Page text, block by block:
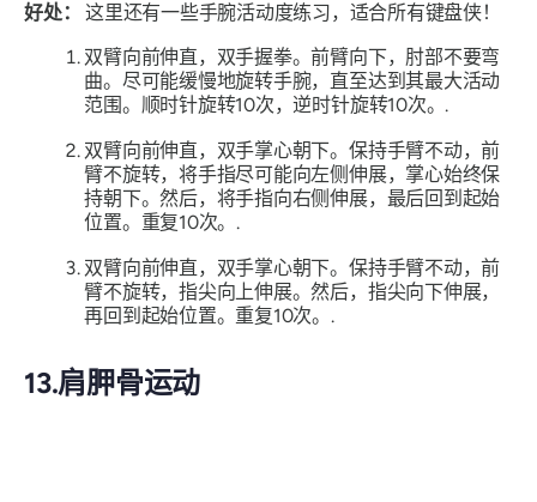
好处：
这里还有一些手腕活动度练习，适合所有键盘侠！
双臂向前伸直，双手握拳。前臂向下，肘部不要弯
曲。尽可能缓慢地旋转手腕，直至达到其最大活动
范围。顺时针旋转10次，逆时针旋转10次。.
双臂向前伸直，双手掌心朝下。保持手臂不动，前
臂不旋转，将手指尽可能向左侧伸展，掌心始终保
持朝下。然后，将手指向右侧伸展，最后回到起始
位置。重复10次。.
双臂向前伸直，双手掌心朝下。保持手臂不动，前
臂不旋转，指尖向上伸展。然后，指尖向下伸展，
再回到起始位置。重复10次。.
13.肩胛骨运动